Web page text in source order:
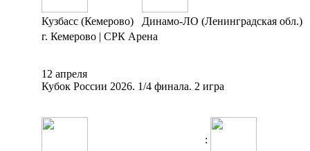
Кузбасс (Кемерово)
Динамо-ЛО (Ленинградская обл.)
г. Кемерово | СРК Арена
12 апреля
Кубок России 2026. 1/4 финала. 2 игра
: